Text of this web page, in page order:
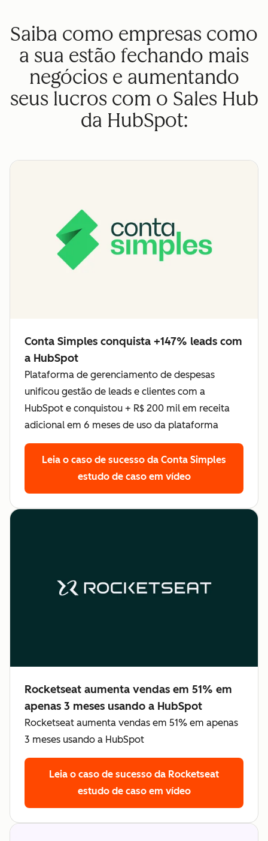
Saiba como empresas como
a sua estão fechando mais
negócios e aumentando
seus lucros com o Sales Hub
da HubSpot:
Conta Simples conquista +147% leads com
a HubSpot
Plataforma de gerenciamento de despesas
unificou gestão de leads e clientes com a
HubSpot e conquistou + R$ 200 mil em receita
adicional em 6 meses de uso da plataforma
Leia o caso de sucesso da Conta Simples
estudo de caso em vídeo
Rocketseat aumenta vendas em 51% em
apenas 3 meses usando a HubSpot
Rocketseat aumenta vendas em 51% em apenas
3 meses usando a HubSpot
Leia o caso de sucesso da Rocketseat
estudo de caso em vídeo